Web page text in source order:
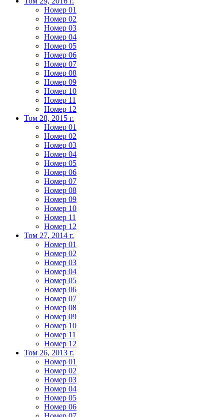
Номер 01
Номер 02
Номер 03
Номер 04
Номер 05
Номер 06
Номер 07
Номер 08
Номер 09
Номер 10
Номер 11
Номер 12
Том 28, 2015 г.
Номер 01
Номер 02
Номер 03
Номер 04
Номер 05
Номер 06
Номер 07
Номер 08
Номер 09
Номер 10
Номер 11
Номер 12
Том 27, 2014 г.
Номер 01
Номер 02
Номер 03
Номер 04
Номер 05
Номер 06
Номер 07
Номер 08
Номер 09
Номер 10
Номер 11
Номер 12
Том 26, 2013 г.
Номер 01
Номер 02
Номер 03
Номер 04
Номер 05
Номер 06